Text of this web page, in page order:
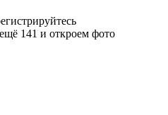
141 и откроем фото